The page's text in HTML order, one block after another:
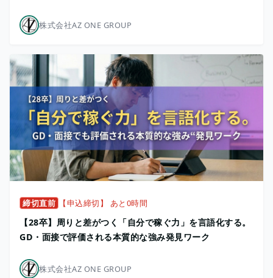
株式会社AZ ONE GROUP
締切直前 【申込締切】 あと0時間
【28卒】周りと差がつく「自分で稼ぐ力」を言語化する。
GD・面接で評価される本質的な強み発見ワーク
株式会社AZ ONE GROUP